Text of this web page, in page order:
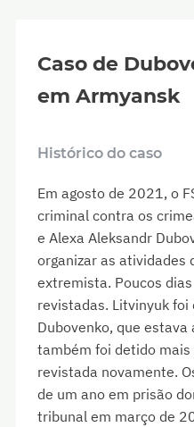
Caso de
em Armyansk
Histórico do caso
Em agosto de 2021, o
criminal contra os
e Alexa Aleksandr
organizar as atividades
extremista. Poucos
revistadas. Litvinyuk
Dubovenko, que
também foi detido mais
revistada novamente.
de um ano em prisão
tribunal em março de